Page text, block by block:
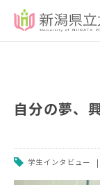
自分の夢、
学生インタビュー